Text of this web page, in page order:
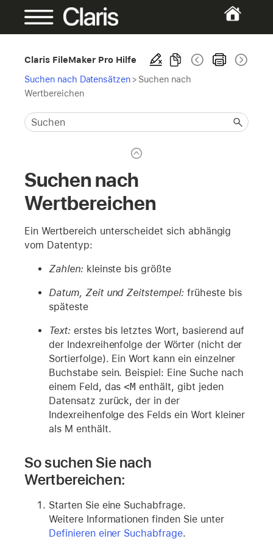
Claris FileMaker Pro Hilfe
Suchen nach Datensätzen> Suchen nach
Wertbereichen
Suchen nach
Wertbereichen
Ein Wertbereich unterscheidet sich abhängig
vom Datentyp:
Zahlen: kleinste bis größte
Datum, Zeit und Zeitstempel: früheste bis
späteste
Text: erstes bis letztes Wort, basierend auf
der Indexreihenfolge der Wörter (nicht der
Sortierfolge). Ein Wort kann ein einzelner
Buchstabe sein. Beispiel: Eine Suche nach
einem Feld, das<M enthält, gibt jeden
Datensatz zurück, der in der
Indexreihenfolge des Felds ein Wort kleiner
als M enthält.
So suchen Sie nach
Wertbereichen:
Starten Sie eine Suchabfrage.
Weitere Informationen finden Sie unter
Definieren einer Suchabfrage.